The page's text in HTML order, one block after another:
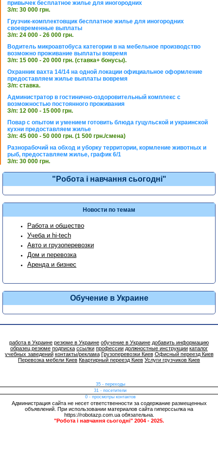
привычек бесплатное жилье для иногородних
З/п: 30 000 грн.
Грузчик-комплектовщик бесплатное жилье для иногородних
своевременные выплаты
З/п: 24 000 - 26 000 грн.
Водитель микроавтобуса категории в на мебельное производство
возможно проживание выплаты вовремя
З/п: 15 000 - 20 000 грн. (ставка+ бонусы).
Охранник вахта 14/14 на одной локации официальное оформление
предоставляем жилье выплаты вовремя
З/п: ставка.
Администратор в гостинично-оздоровительный комплекс с
возможностью постоянного проживания
З/п: 12 000 - 15 000 грн.
Повар с опытом и умением готовить блюда гуцульской и украинской
кухни предоставляем жилье
З/п: 45 000 - 50 000 грн. (1 500 грн./смена)
Разнорабочий на обход и уборку территории, кормление животных и
рыб, предоставляем жилье, график 6/1
З/п: 30 000 грн.
"Робота і навчання сьогодні"
Новости по темам
Работа и общество
Учеба и hi-tech
Авто и грузоперевозки
Дом и перевозка
Аренда и бизнес
Обучение в Украине
работа в Украине резюме в Украине обучение в Украине добавить информацию
образец резюме подписка ссылки профессии должностные инструкции каталог
учебных заведений контакты/реклама Грузоперевозки Киев Офисный переезд Киев
Перевозка мебели Киев Квартирный переезд Киев Услуги грузчиков Киев
35 - переходы
31 - посетители
0 - просмотры контактов
Администрация сайта не несет ответственности за содержание размещенных
объявлений. При использовании материалов сайта гиперссылка на
https://robotazp.com.ua обязательна.
"Робота і навчання сьогодні" 2004 - 2025.